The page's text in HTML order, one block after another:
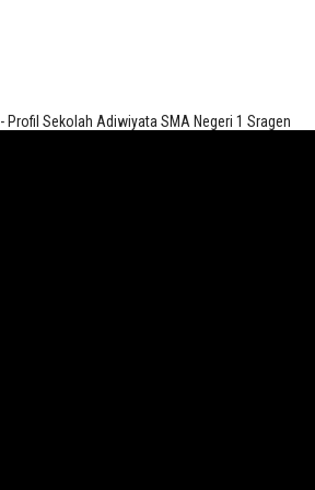
- Profil Sekolah Adiwiyata SMA Negeri 1 Sragen